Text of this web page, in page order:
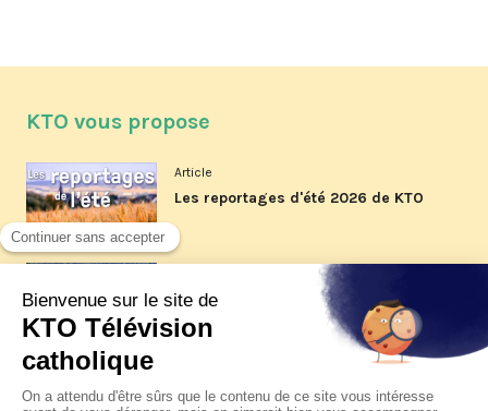
KTO vous propose
Article
Les reportages d'été 2026 de KTO
La visite pastorale du pape Léon
XIV à Assise à suivre sur KTO le
jeudi 6 août
Le pape en Uruguay, Argentine et